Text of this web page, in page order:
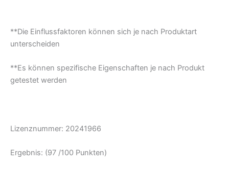
**Die Einflussfaktoren können sich je nach Produktart
unterscheiden
**Es können spezifische Eigenschaften je nach Produkt
getestet werden
Lizenznummer: 20241966
Ergebnis: (97 /100 Punkten)